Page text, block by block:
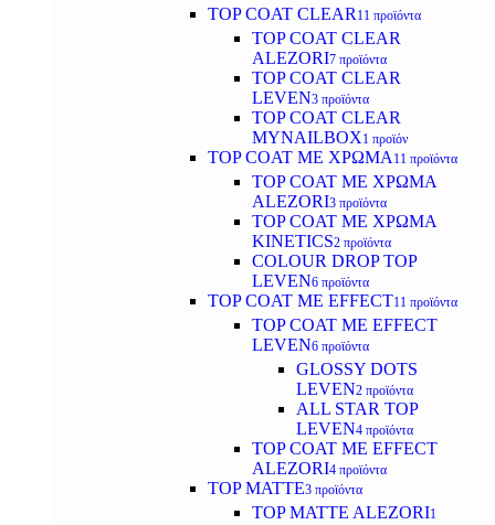
TOP COAT CLEAR 11 προϊόντα
TOP COAT CLEAR
ALEZORI7 προϊόντα
TOP COAT CLEAR
LEVEN3 προϊόντα
TOP COAT CLEAR
MYNAILBOX1 προϊόν
TOP COAT ΜΕ ΧΡΩΜΑ 11 προϊόντα
TOP COAT ΜΕ ΧΡΩΜΑ
ALEZORI3 προϊόντα
TOP COAT ΜΕ ΧΡΩΜΑ
KINETICS2 προϊόντα
COLOUR DROP TOP
LEVEN6 προϊόντα
TOP COAT ΜΕ EFFECT11 προϊόντα
TOP COAT ME EFFECT
LEVEN6 προϊόντα
GLOSSY DOTS
LEVEN2 προϊόντα
ALL STAR TOP
LEVEN4 προϊόντα
TOP COAT ME EFFECT
ALEZORI4 προϊόντα
TOP MATTE3 προϊόντα
TOP MATTE ALEZORI1